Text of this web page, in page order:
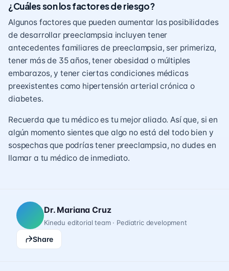
¿Cuáles son los factores de riesgo?
Algunos factores que pueden aumentar las posibilidades
de desarrollar preeclampsia incluyen tener
antecedentes familiares de preeclampsia, ser primeriza,
tener más de 35 años, tener obesidad o múltiples
embarazos, y tener ciertas condiciones médicas
preexistentes como hipertensión arterial crónica o
diabetes.
Recuerda que tu médico es tu mejor aliado. Así que, si en
algún momento sientes que algo no está del todo bien y
sospechas que podrías tener preeclampsia, no dudes en
llamar a tu médico de inmediato.
Dr. Mariana Cruz
Kinedu editorial team · Pediatric development
Share